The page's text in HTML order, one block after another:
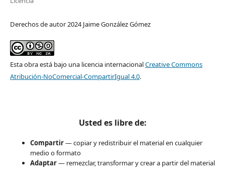
Derechos de autor 2024 Jaime González Gómez
Esta obra está bajo una licencia internacionalCreative Commons
Atribución-NoComercial-CompartirIgual 4.0.
Usted es libre de:
Compartir— copiar y redistribuir el material en cualquier
medio o formato
Adaptar— remezclar, transformar y crear a partir del material